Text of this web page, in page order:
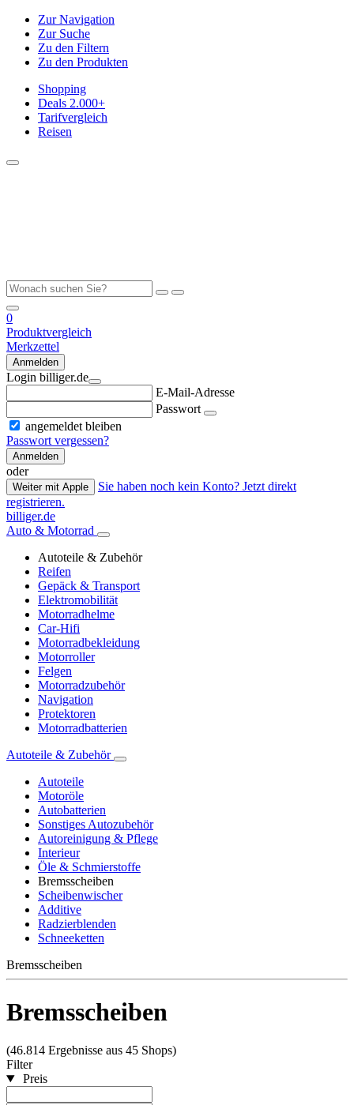
Zur Navigation
Zur Suche
Zu den Filtern
Zu den Produkten
Shopping
Deals 2.000+
Tarifvergleich
Reisen
0
Produktvergleich
Merkzettel
Anmelden
Login billiger.de
E-Mail-Adresse
Passwort
angemeldet bleiben
Passwort vergessen?
Anmelden
oder
Weiter mit Apple
Sie haben noch kein Konto? Jetzt direkt
registrieren.
billiger.de
Auto & Motorrad
Autoteile & Zubehör
Reifen
Gepäck & Transport
Elektromobilität
Motorradhelme
Car-Hifi
Motorradbekleidung
Motorroller
Felgen
Motorradzubehör
Navigation
Protektoren
Motorradbatterien
Autoteile & Zubehör
Autoteile
Motoröle
Autobatterien
Sonstiges Autozubehör
Autoreinigung & Pflege
Interieur
Öle & Schmierstoffe
Bremsscheiben
Scheibenwischer
Additive
Radzierblenden
Schneeketten
Bremsscheiben
Bremsscheiben
(46.814 Ergebnisse aus 45 Shops)
Filter
Preis